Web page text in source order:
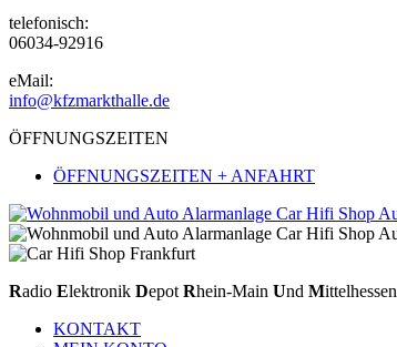
telefonisch:
06034-92916
eMail:
info@kfzmarkthalle.de
ÖFFNUNGSZEITEN
ÖFFNUNGSZEITEN + ANFAHRT
Radio Elektronik Depot Rhein-Main Und Mittelhessen
KONTAKT